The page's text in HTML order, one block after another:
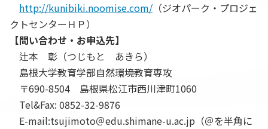
http://kunibiki.noomise.com/ （ジオパーク・プロジェ
クトセンターＨＰ）
【問い合わせ・お申込先】
辻本 彰（つじもと あきら）
島根大学教育学部自然環境教育専攻
〒690-8504 島根県松江市西川津町1060
Tel&Fax: 0852-32-9876
E-mail:tsujimoto＠edu.shimane-u.ac.jp（＠を半角に